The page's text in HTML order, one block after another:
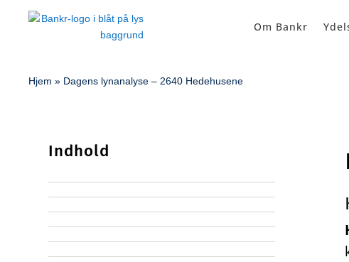
Om Bankr
Hjem » Dagens lynanalyse – 2640 Hedehusene
Indhold